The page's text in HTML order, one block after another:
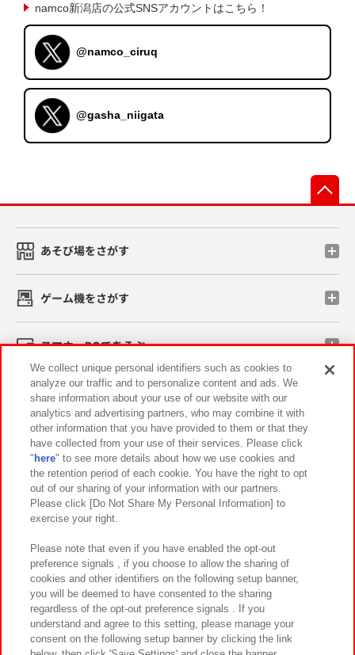
namco新潟店の公式SNSアカウントはこちら！
@namco_ciruq
@gasha_niigata
あそび場をさがす
ゲーム機をさがす
スマホ・PCであそぶ
イベント・キャンペーン
関連会社 サステナビリティ サイトポリシー
プライバシーポリシー ウェブアクセシビリティ方針と検証結果
お取引先さまとともに
カスタマーハラスメント対応方針 よくあるご質問・お問い合わせ
We collect unique personal identifiers such as cookies to
analyze our traffic and to personalize content and ads. We
share information about your use of our website with our
analytics and advertising partners, who may combine it with
other information that you have provided to them or that they
have collected from your use of their services. Please click
" here" to see more details about how we use cookies and
the retention period of each cookie. You have the right to opt
out of our sharing of your information with our partners.
Please click [Do Not Share My Personal Information] to
exercise your right.
Please note that even if you have enabled the opt-out
preference signals , if you choose to allow the sharing of
cookies and other identifiers on the following setup banner,
you will be deemed to have consented to the sharing
regardless of the opt-out preference signals . If you
understand and agree to this setting, please manage your
consent on the following setup banner by clicking the link